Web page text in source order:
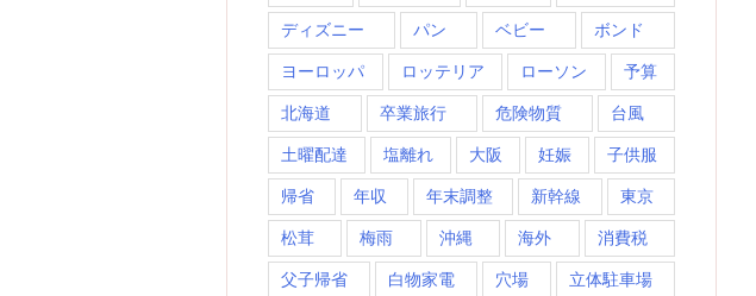
ディズニー パン ベビー ボンド
ヨーロッパ ロッテリア ローソン 予算
北海道 卒業旅行 危険物質 台風
土曜配達 塩離れ 大阪 妊娠 子供服
帰省 年収 年末調整 新幹線 東京
松茸 梅雨 沖縄 海外 消費税
父子帰省 白物家電 穴場 立体駐車場